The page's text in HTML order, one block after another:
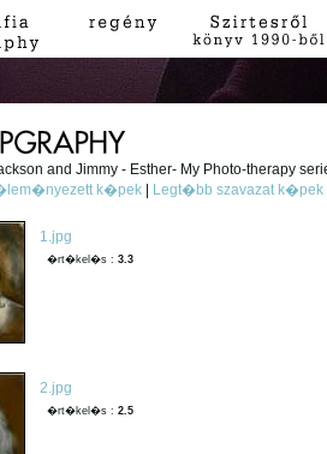
and Jimmy - Esther- My Photo-therapy
k�pek
Legt�bb szavazat k�pek
1.jpg
�rt�kel�s :3.3
2.jpg
�rt�kel�s :2.5